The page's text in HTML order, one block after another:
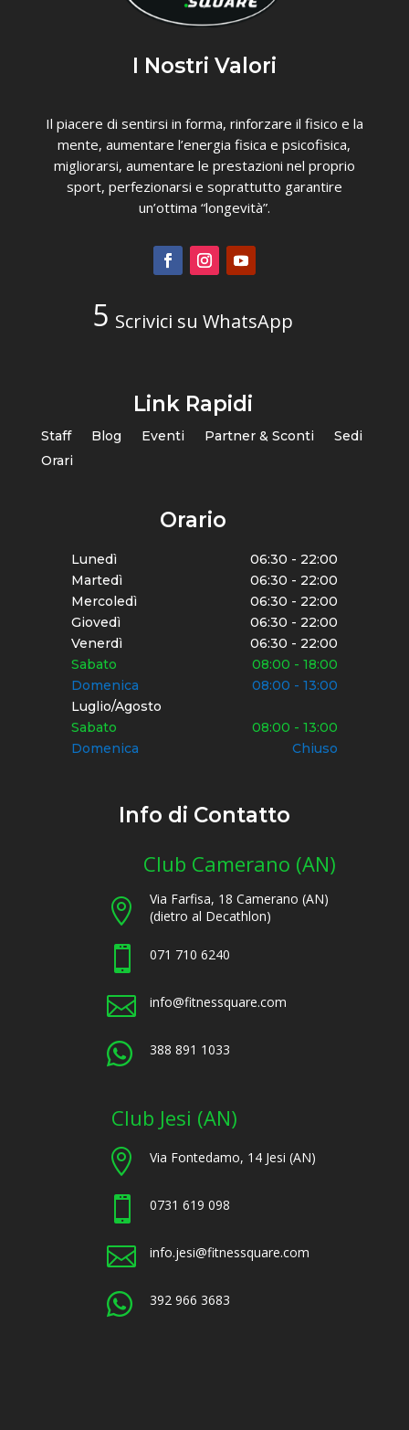
I Nostri Valori
Il piacere di sentirsi in forma, rinforzare il fisico e la
mente, aumentare l’energia fisica e psicofisica,
migliorarsi, aumentare le prestazioni nel proprio
sport, perfezionarsi e soprattutto garantire
un’ottima “longevità”.
Scrivici su WhatsApp
Link Rapidi
Staff Blog Eventi Partner & Sconti
Sedi
Orari
Orario
Lunedì
06:30 - 22:00
Martedì
06:30 - 22:00
Mercoledì
06:30 - 22:00
Giovedì
06:30 - 22:00
Venerdì
06:30 - 22:00
Sabato
08:00 - 18:00
Domenica
08:00 - 13:00
Luglio/Agosto
Sabato
08:00 - 13:00
Domenica
Chiuso
Info di Contatto
Club Camerano (AN)

Via Farfisa, 18 Camerano (AN)
(dietro al Decathlon)
 071 710 6240
 info@fitnessquare.com
 388 891 1033
Club Jesi (AN)
 Via Fontedamo, 14 Jesi (AN)
 0731 619 098
 info.jesi@fitnessquare.com
 392 966 3683